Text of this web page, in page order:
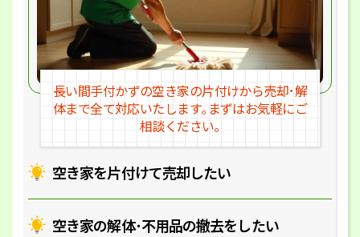
空き家を片付けて売却したい
空き家の解体･不用品の撤去をしたい
長い間手付かずの空き家の片付けから売却･解
体まで全て対応いたします｡ まずはお気軽にご
相談ください｡